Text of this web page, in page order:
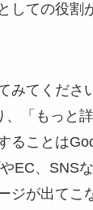
しての役割
みてくださ
「もっと
ることは
EC、SNS
ジが出てこ